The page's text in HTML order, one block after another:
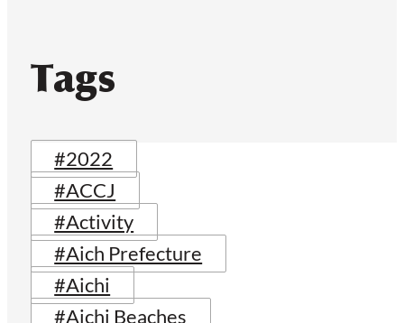
Tags
#2022
#ACCJ
#Activity
#Aich Prefecture
#Aichi
#Aichi Beaches